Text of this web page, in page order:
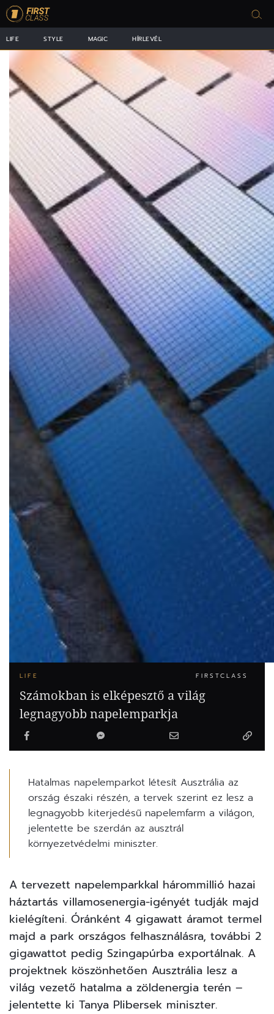
LIFE STYLE MAGIC HÍRLEVÉL
LIFE FIRSTCLASS
Számokban is elképesztő a világ
legnagyobb napelemparkja
Hatalmas napelemparkot létesít Ausztrália az
ország északi részén, a tervek szerint ez lesz a
legnagyobb kiterjedésű napelemfarm a világon,
jelentette be szerdán az ausztrál
környezetvédelmi miniszter.
A tervezett napelemparkkal hárommillió hazai
háztartás villamosenergia-igényét tudják majd
kielégíteni. Óránként 4 gigawatt áramot termel
majd a park országos felhasználásra, további 2
gigawattot pedig Szingapúrba exportálnak. A
projektnek köszönhetően Ausztrália lesz a
világ vezető hatalma a zöldenergia terén –
jelentette ki Tanya Plibersek miniszter.